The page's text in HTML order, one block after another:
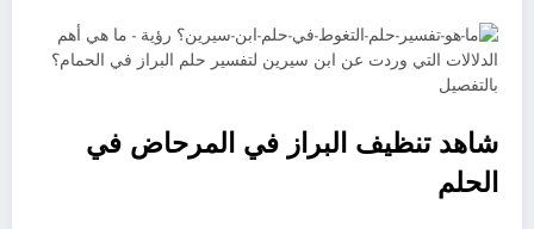
شاهد تنظيف البراز في المرحاض في
الحلم